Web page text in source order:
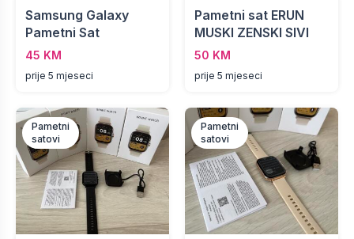
Samsung Galaxy
Pametni Sat
45 KM
prije 5 mjeseci
Pametni sat ERUN
MUSKI ZENSKI SIVI
50 KM
prije 5 mjeseci
Pametni
satovi
Pametni
satovi